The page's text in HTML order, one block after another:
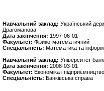
Навчальний заклад: Український
Драгоманова
Дата закінчення: 1997-06-01
Факультет: Фізико-математичний
Спеціальність: Математика та
Навчальний заклад: Університет
Дата закінчення: 2008-03-01
Факультет: Економіка і підприємництво
Спеціальність: Банківська справа